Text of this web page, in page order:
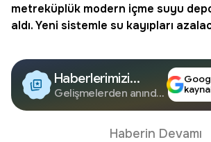
metreküplük modern içme suyu
aldı. Yeni sistemle su kayıpları
Haberlerimizi
Google'da Takip
Edin
Gelişmelerden anında
Haberin Devamı